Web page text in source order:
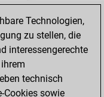
a
Technologien,
zu stellen, die
interessengerechte
technisch
Cookies sowie